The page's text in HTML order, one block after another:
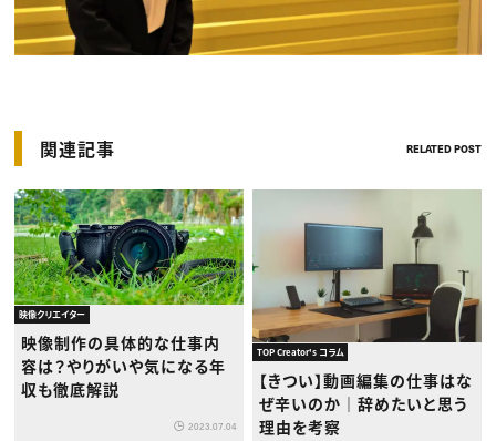
関連記事 RELATED POST
映像クリエイター
映像制作の具体的な仕事内
容は？やりがいや気になる年
収も徹底解説
2023.07.04
TOP Creator's コラム
【きつい】動画編集の仕事はな
ぜ辛いのか｜辞めたいと思う
理由を考察